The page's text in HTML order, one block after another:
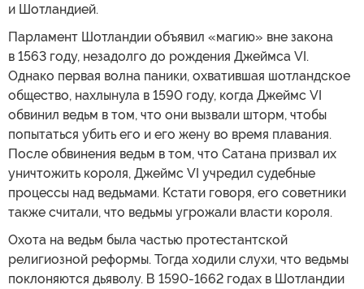
и Шотландией.
Парламент Шотландии объявил «магию» вне закона
в 1563 году, незадолго до рождения Джеймса VI.
Однако первая волна паники, охватившая шотландское
общество, нахлынула в 1590 году, когда Джеймс VI
обвинил ведьм в том, что они вызвали шторм, чтобы
попытаться убить его и его жену во время плавания.
После обвинения ведьм в том, что Сатана призвал их
уничтожить короля, Джеймс VI учредил судебные
процессы над ведьмами. Кстати говоря, его советники
также считали, что ведьмы угрожали власти короля.
Охота на ведьм была частью протестантской
религиозной реформы. Тогда ходили слухи, что ведьмы
поклоняются дьяволу. В 1590-1662 годах в Шотландии